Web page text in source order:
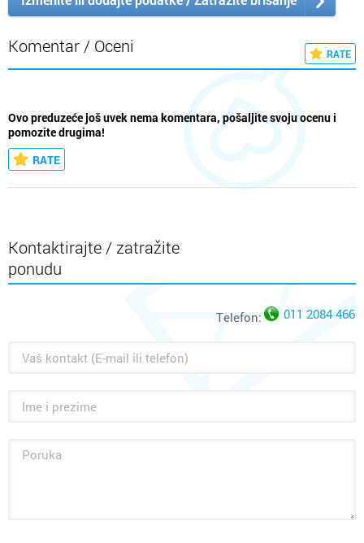
Komentar / Oceni RATE
Ovo preduzeće još uvek nema komentara, pošaljite svoju ocenu i
pomozite drugima!
RATE
Kontaktirajte / zatražite
ponudu
Telefon: 011 2084 466